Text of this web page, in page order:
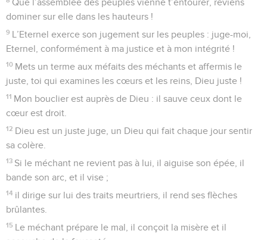
Que l’assemblée des peuples vienne t’entourer, reviens
dominer sur elle dans les hauteurs !
9 L’Eternel exerce son jugement sur les peuples : juge-moi,
Eternel, conformément à ma justice et à mon intégrité !
10 Mets un terme aux méfaits des méchants et affermis le
juste, toi qui examines les cœurs et les reins, Dieu juste !
11 Mon bouclier est auprès de Dieu : il sauve ceux dont le
cœur est droit.
12 Dieu est un juste juge, un Dieu qui fait chaque jour sentir
sa colère.
13 Si le méchant ne revient pas à lui, il aiguise son épée, il
bande son arc, et il vise ;
14 il dirige sur lui des traits meurtriers, il rend ses flèches
brûlantes.
15 Le méchant prépare le mal, il conçoit la misère et il